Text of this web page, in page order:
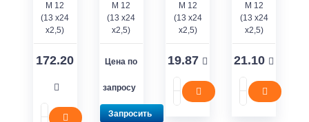
M 12
(13 x24
x2,5)
172.20
M 12
(13 x24
x2,5)
Цена по
запросу
Запросить
M 12
(13 x24
x2,5)
19.87
М 12
(13 x24
x2,5)
21.10